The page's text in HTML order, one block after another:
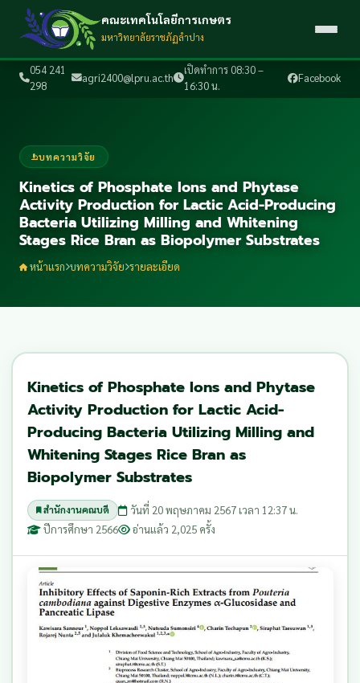
054 241
298
agri2400@lpru.ac.th
เปิดทำการ 08:30 –
16:30 น.
Facebook
คณะเทคโนโลยีการเกษตร
มหาวิทยาลัยราชภัฏลำปาง
บทความวิจัย
Kinetics of Phosphate Ions and Phytase
Activity Production for Lactic Acid-Producing
Bacteria Utilizing Milling and Whitening
Stages Rice Bran as Biopolymer Substrates
หน้าแรก บทความวิจัย รายละเอียด
Kinetics of Phosphate Ions and Phytase
Activity Production for Lactic Acid-
Producing Bacteria Utilizing Milling and
Whitening Stages Rice Bran as
Biopolymer Substrates
สำนักงานคณบดี
วันที่ 20 พฤษภาคม 2567 เวลา 12:37 น.
ปีการศึกษา 2566
อ่านแล้ว 2,025 ครั้ง